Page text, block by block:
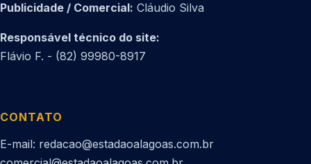
Publicidade / Comercial: Cláudio Silva
Responsável técnico do site:
Flávio F. - (82) 99980-8917
CONTATO
E-mail: redacao@estadaoalagoas.com.br